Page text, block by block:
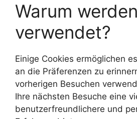
Warum
verwendet?
Einige Cookies ermöglichen
an die Präferenzen zu
vorherigen Besuchen
Ihre nächsten Besuche eine
benutzerfreundlichere und